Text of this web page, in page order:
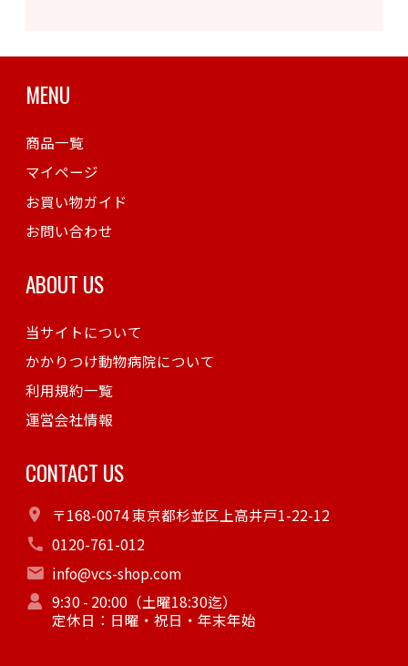
MENU
商品一覧
マイページ
お買い物ガイド
お問い合わせ
ABOUT US
当サイトについて
かかりつけ動物病院について
利用規約一覧
運営会社情報
CONTACT US
〒168-0074 東京都杉並区上高井戸1-22-12
0120-761-012
info@vcs-shop.com
9:30 - 20:00（土曜18:30迄）
定休日：日曜・祝日・年末年始